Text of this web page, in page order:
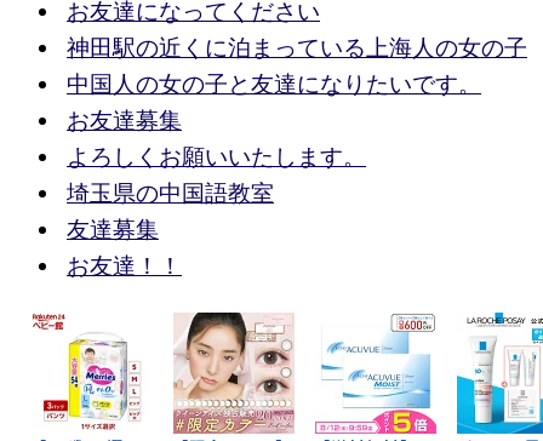
お友達になってください
神田駅の近くに泊まっている上海人の女の子
中国人の女の子と友達になりたいです。
お友達募集
よろしくお願いいたします。
埼玉県の中国語教室
友達募集
お友達！！